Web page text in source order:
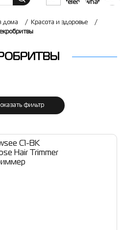
дома / Красота и здоровье
/
фильтр